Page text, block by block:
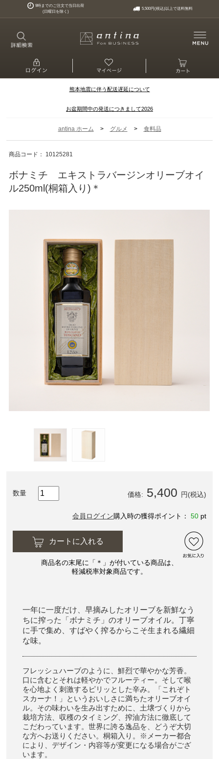
9時までのご注文で当日出荷
(日曜日を除く)
5,500円(税込)以上で送料無料
熊本地震に伴う配送遅延について
お盆期間中の発送につきまして2026
antina ホーム > グルメ > 食料品
商品コード： 10125281
ボナミチ エキストラバージンオリーブオイ
ル250ml(桐箱入り)＊
数量 価格: 5,400 円(税込)
会員ログイン購入時の獲得ポイント： 50 pt
カートに入れる
商品名の末尾に「＊」が付いている商品は、
軽減税率対象商品です。
一年に一度だけ、早摘みしたオリーブを新鮮なう
ちに搾った「ボナミチ」のオリーブオイル。丁寧
に手で集め、すばやく搾るからこそ生まれる繊細
な味。
フレッシュハーブのように、鮮烈で華やかな芳香。
口に含むとそれは軽やかでフルーティー。そして喉
を心地よく刺激するピリッとした辛み。「これぞト
スカーナ！」というおいしさに満ちたオリーブオイ
ル。その味わいを生み出すために、土壌づくりから
栽培方法、収穫のタイミング、搾油方法に徹底して
こだわっています。世界に誇る逸品を、どうぞ大切
な方へお送りください。桐箱入り。※メーカー都合
により、デザイン・内容等が変更になる場合がござ
います。